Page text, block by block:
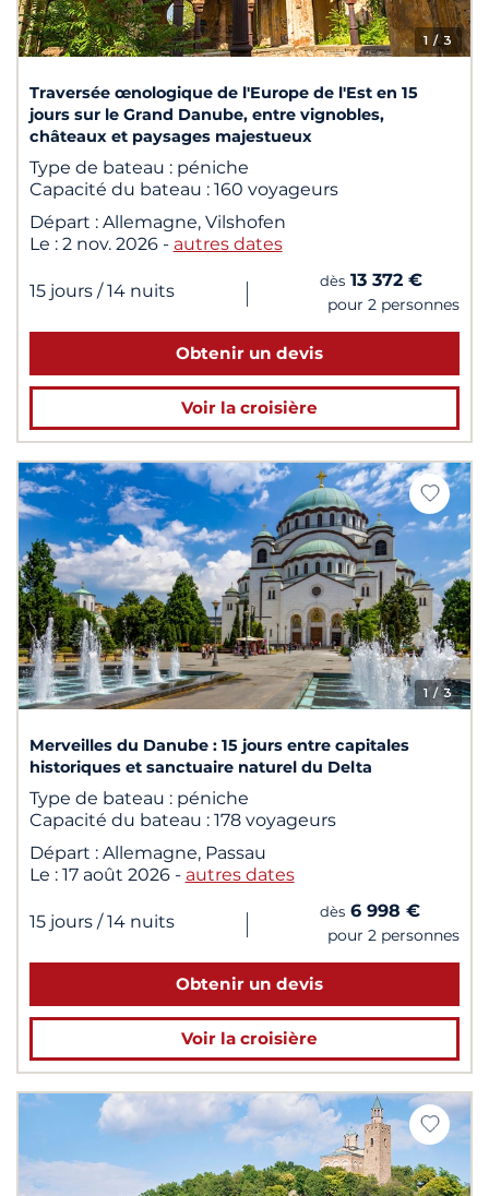
1 / 3
Traversée œnologique de l'Europe de l'Est en 15
jours sur le Grand Danube, entre vignobles,
châteaux et paysages majestueux
Type de bateau : péniche
Capacité du bateau : 160 voyageurs
Départ : Allemagne, Vilshofen
Le : 2 nov. 2026 - autres dates
15 jours / 14 nuits | dès 13 372 €
pour 2 personnes
Obtenir un devis
Voir la croisière
1/ 3
Merveilles du Danube : 15 jours entre capitales
historiques et sanctuaire naturel du Delta
Type de bateau : péniche
Capacité du bateau : 178 voyageurs
Départ : Allemagne, Passau
Le : 17 août 2026 - autres dates
15 jours / 14 nuits | dès 6 998 €
pour 2 personnes
Obtenir un devis
Voir la croisière